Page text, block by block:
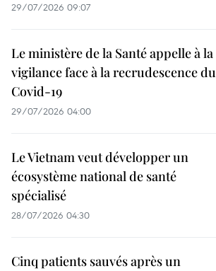
29/07/2026 09:07
Le ministère de la Santé appelle à la
vigilance face à la recrudescence du
Covid-19
29/07/2026 04:00
Le Vietnam veut développer un
écosystème national de santé
spécialisé
28/07/2026 04:30
Cinq patients sauvés après un